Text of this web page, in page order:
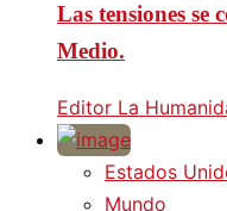
Las tensiones se
Medio.
Editor La
Estados
Mundo